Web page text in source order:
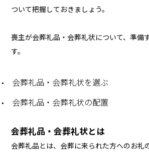
ついて把握しておきましょう。
喪主が会葬礼品・会葬礼状について、準備
す。
会葬礼品・会葬礼状を選ぶ
会葬礼品・会葬礼状の配置
会葬礼品・会葬礼状とは
会葬礼品とは、会葬に来られた方へのお礼